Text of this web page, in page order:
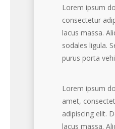
Lorem ipsum
consectetur
lacus massa.
sodales ligula.
purus porta
Lorem ipsum
amet,
adipiscing elit.
lacus massa.